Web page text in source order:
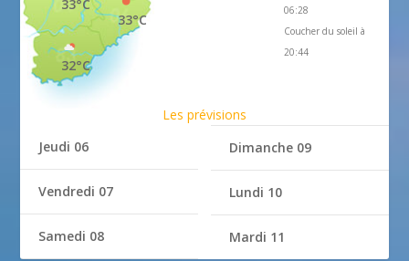
33°C
33°C
32°C
06:28
Coucher du soleil à
20:44
Les prévisions
Jeudi 06
Vendredi 07
Samedi 08
Dimanche 09
Lundi 10
Mardi 11